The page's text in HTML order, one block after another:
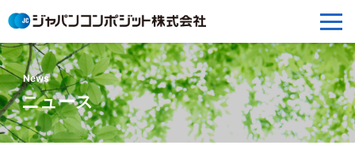
News
ニュース